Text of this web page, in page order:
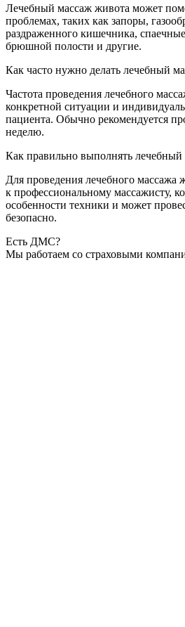
Лечебный массаж живота может
проблемах, таких как запоры,
раздраженного кишечника,
брюшной полости и другие.
Как часто нужно делать лечебный
Частота проведения лечебного
конкретной ситуации и
пациента. Обычно рекомендуется
неделю.
Как правильно выполнять
Для проведения лечебного массажа
к профессиональному массажисту,
особенности техники и может
безопасно.
Есть ДМС?
Мы работаем со страховыми